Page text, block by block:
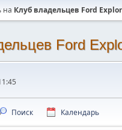
на Клуб владельцев Ford
Ford
Поиск Календарь